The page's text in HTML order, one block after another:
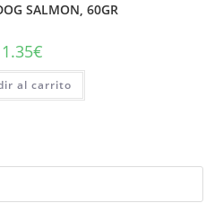
SALMON, 60GR
1.35€
al carrito